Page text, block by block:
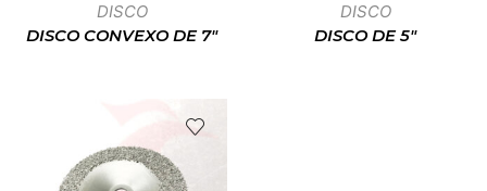
DISCO
DISCO CONVEXO DE 7″
DISCO
DISCO DE 5″